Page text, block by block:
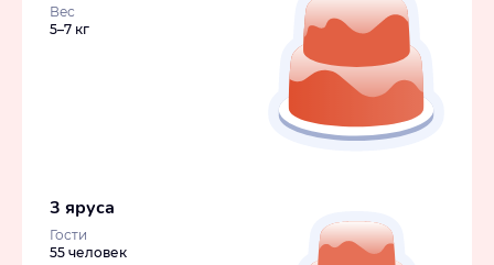
Вес
5–7 кг
3 яруса
Гости
55 человек